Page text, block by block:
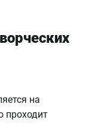
на
проходит